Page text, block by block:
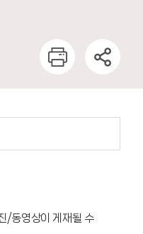
/동영상이 게재될 수